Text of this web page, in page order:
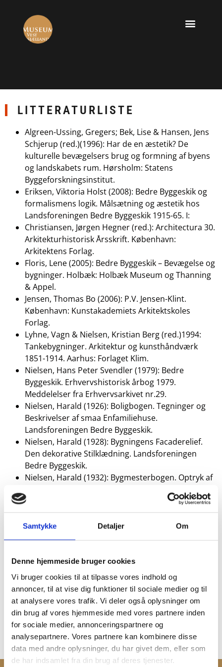
Samtykke Detaljer Om
Denne hjemmeside bruger cookies
Vi bruger cookies til at tilpasse vores indhold og
annoncer, til at vise dig funktioner til sociale medier og til
at analysere vores trafik. Vi deler også oplysninger om
din brug af vores hjemmeside med vores partnere inden
for sociale medier, annonceringspartnere og
analysepartnere. Vores partnere kan kombinere disse
data med andre oplysninger, du har givet dem, eller som
de har indsamlet fra din brug af deres tjenester.
LITTERATURLISTE
Algreen-Ussing, Gregers; Bek, Lise & Hansen, Jens
Schjerup (red.)(1996): Har de en æstetik? De
kulturelle bevægelsers brug og formning af byens
og landskabets rum. Hørsholm: Statens
Byggeforskningsinstitut.
Eriksen, Viktoria Holst (2008): Bedre Byggeskik og
formalismens logik. Målsætning og æstetik hos
Landsforeningen Bedre Byggeskik 1915-65. I:
Christiansen, Jørgen Hegner (red.): Architectura 30.
Arkitekturhistorisk Årsskrift. København:
Arkitektens Forlag.
Floris, Lene (2005): Bedre Byggeskik – Bevægelse og
bygninger. Holbæk: Holbæk Museum og Thanning
& Appel.
Jensen, Thomas Bo (2006): P.V. Jensen-Klint.
København: Kunstakademiets Arkitektskoles
Forlag.
Lyhne, Vagn & Nielsen, Kristian Berg (red.)1994:
Tankebygninger. Arkitektur og kunsthåndværk
1851-1914. Aarhus: Forlaget Klim.
Nielsen, Hans Peter Svendler (1979): Bedre
Byggeskik. Erhvervshistorisk årbog 1979.
Meddelelser fra Erhvervsarkivet nr.29.
Nielsen, Harald (1926): Boligbogen. Tegninger og
Beskrivelser af smaa Enfamiliehuse.
Landsforeningen Bedre Byggeskik.
Nielsen, Harald (1928): Bygningens Facaderelief.
Den dekorative Stilklædning. Landsforeningen
Bedre Byggeskik.
Nielsen, Harald (1932): Bygmesterbogen. Optryk af
Aarsskrifter 1918-28. Nyt Nordisk Forlag.
Nielsen, Harald (1941): Den 2den Bygmesterbog.
Skandinavisk Forlag
Olesen, Peter (1989): Bakkekammen – en vej i
Olesen, Peter & Mortensen, Peter Duelund (1988):
Holbæk-arkitekten Marius Pedersen 100 år 1888-
1988. Foreningen for Bygnings- og Landskabskultur
i Holbæk Kommune.
Olsen, Nina Dahlmann (1992): Arkitekten Ivar
Bentsens unge år 1900-1920. Foreningen til gamle
bygninger bevaring